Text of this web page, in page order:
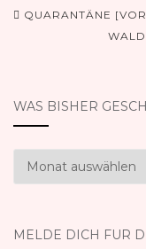
Beitrags-
Navigation
QUARANTÄNE
WAS BISHER
Was
bisher
MELDE DICH FÜR